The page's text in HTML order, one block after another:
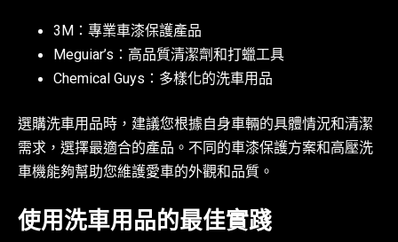
3M：專業車漆保護產品
Meguiar’s：高品質清潔劑和打蠟工具
Chemical Guys：多樣化的洗車用品
選購洗車用品時，建議您根據自身車輛的具體情況和清潔
需求，選擇最適合的產品。不同的車漆保護方案和高壓洗
車機能夠幫助您維護愛車的外觀和品質。
使用洗車用品的最佳實踐